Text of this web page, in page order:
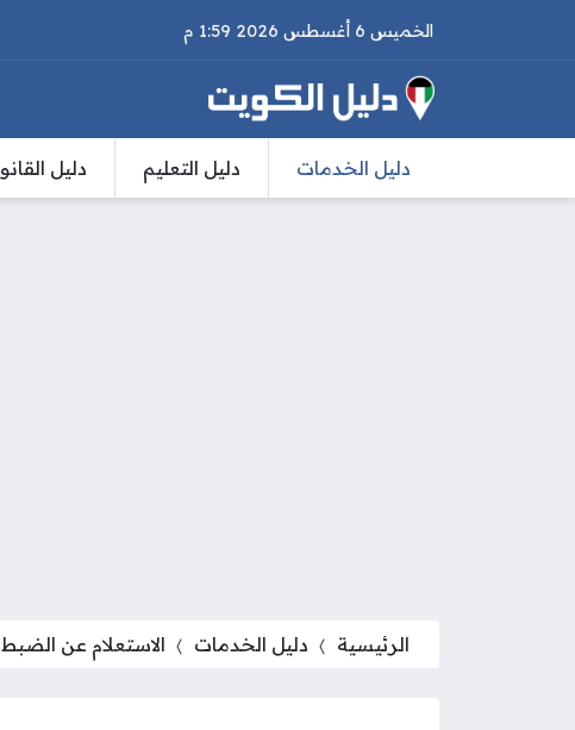
الخميس 6 أغسطس 2026 1:59 م
دليل الخدمات دليل التعليم دليل
الرئيسية دليل الخدمات الاستعلام عن